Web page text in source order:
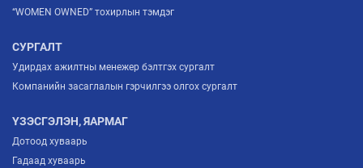
“WOMEN OWNED” тохирлын тэмдэг
СУРГАЛТ
Удирдах ажилтны менежер бэлтгэх сургалт
Компанийн засаглалын гэрчилгээ олгох сургалт
ҮЗЭСГЭЛЭН, ЯАРМАГ
Дотоод хуваарь
Гадаад хуваарь